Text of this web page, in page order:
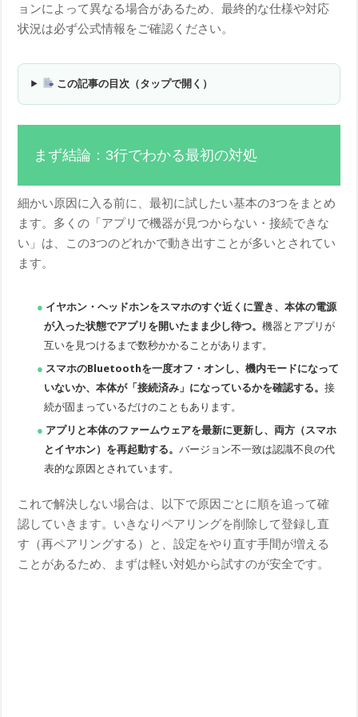
ョンによって異なる場合があるため、最終的な仕様や対応
状況は必ず公式情報をご確認ください。
この記事の目次（タップで開く）
まず結論：3行でわかる最初の対処
細かい原因に入る前に、最初に試したい基本の3つをまとめ
ます。多くの「アプリで機器が見つからない・接続できな
い」は、この3つのどれかで動き出すことが多いとされてい
ます。
イヤホン・ヘッドホンをスマホのすぐ近くに置き、本体の電源
が入った状態でアプリを開いたまま少し待つ。機器とアプリが
互いを見つけるまで数秒かかることがあります。
スマホのBluetoothを一度オフ・オンし、機内モードになって
いないか、本体が「接続済み」になっているかを確認する。接
続が固まっているだけのこともあります。
アプリと本体のファームウェアを最新に更新し、両方（スマホ
とイヤホン）を再起動する。バージョン不一致は認識不良の代
表的な原因とされています。
これで解決しない場合は、以下で原因ごとに順を追って確
認していきます。いきなりペアリングを削除して登録し直
す（再ペアリングする）と、設定をやり直す手間が増える
ことがあるため、まずは軽い対処から試すのが安全です。